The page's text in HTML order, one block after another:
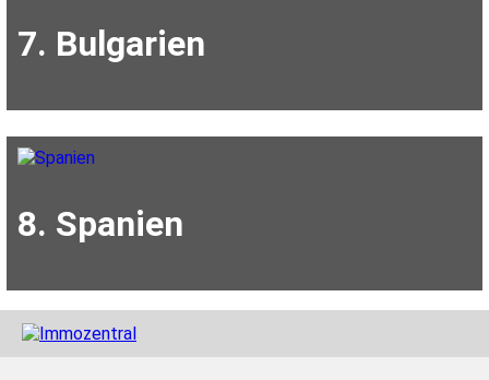
7. Bulgarien
8. Spanien